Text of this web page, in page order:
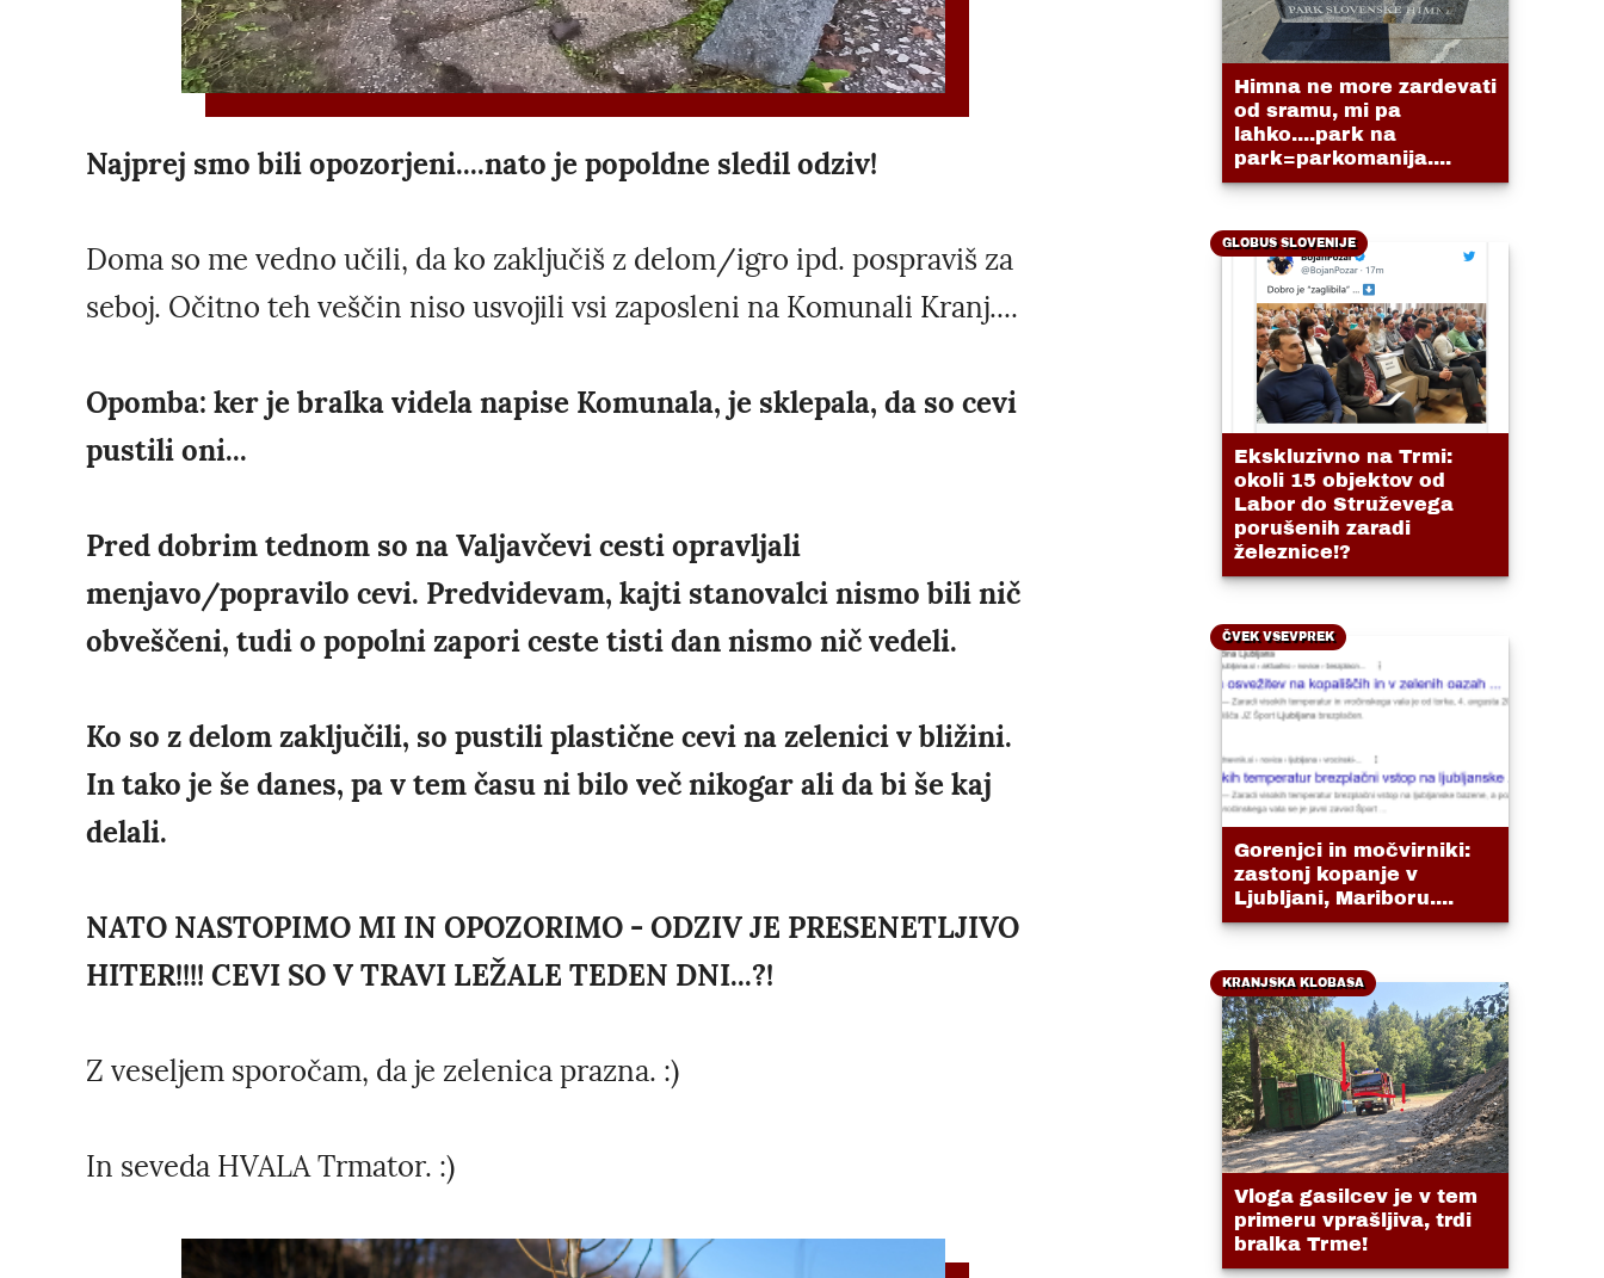
Najprej smo bili opozorjeni....nato je popoldne sledil odziv!
Doma so me vedno učili, da ko zaključiš z delom/igro ipd. pospraviš za
seboj. Očitno teh veščin niso usvojili vsi zaposleni na Komunali Kranj....
Opomba: ker je bralka videla napise Komunala, je sklepala, da so cevi
pustili oni...
Pred dobrim tednom so na Valjavčevi cesti opravljali
menjavo/popravilo cevi. Predvidevam, kajti stanovalci nismo bili nič
obveščeni, tudi o popolni zapori ceste tisti dan nismo nič vedeli.
Ko so z delom zaključili, so pustili plastične cevi na zelenici v bližini.
In tako je še danes, pa v tem času ni bilo več nikogar ali da bi še kaj
delali.
NATO NASTOPIMO MI IN OPOZORIMO - ODZIV JE PRESENETLJIVO
HITER!!!! CEVI SO V TRAVI LEŽALE TEDEN DNI...?!
Z veseljem sporočam, da je zelenica prazna. :)
In seveda HVALA Trmator. :)
Himna ne more zardevati
od sramu, mi pa
lahko....park na
park=parkomanija....
GLOBUS SLOVENIJE
Ekskluzivno na Trmi:
okoli 15 objektov od
Labor do Struževega
porušenih zaradi
železnice!?
ČVEK VSEVPREK
Gorenjci in močvirniki:
zastonj kopanje v
Ljubljani, Mariboru....
KRANJSKA KLOBASA
Vloga gasilcev je v tem
primeru vprašljiva, trdi
bralka Trme!